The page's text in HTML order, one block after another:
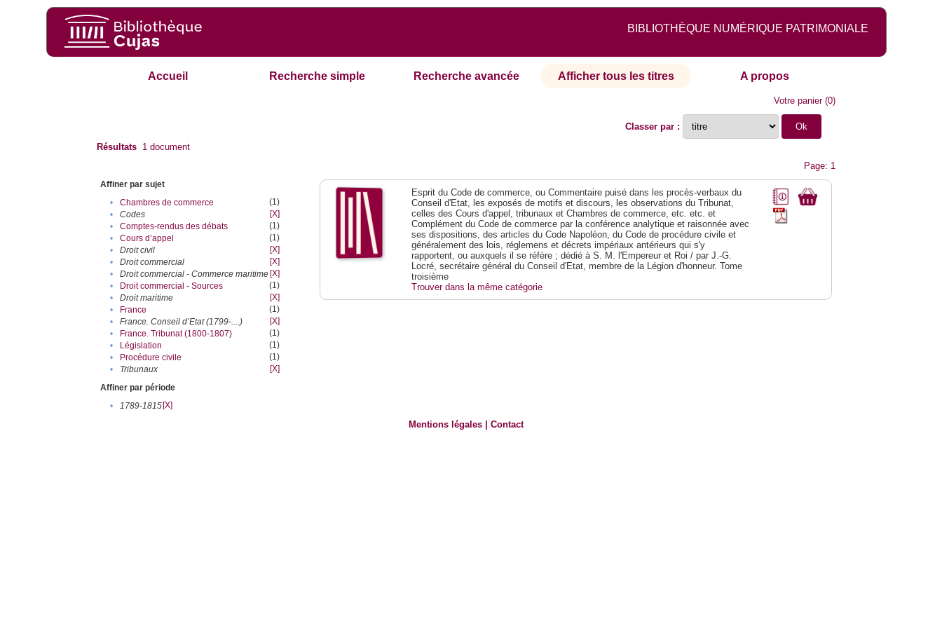
BIBLIOTHÈQUE NUMÉRIQUE PATRIMONIALE
Accueil Recherche simple Recherche avancée Afficher tous les titres A propos
Votre panier(0)
Classer par :
Résultats 1 document
Page: 1
Affiner par sujet
•
Chambres de commerce
(1)
•
Codes
[X]
•
Comptes-rendus des débats
(1)
•
Cours d’appel
(1)
•
Droit civil
[X]
•
Droit commercial
[X]
•
Droit commercial - Commerce maritime [X]
•
Droit commercial - Sources
(1)
•
Droit maritime
[X]
•
France
(1)
•
France. Conseil d’Etat (1799-....)
[X]
•
France. Tribunat (1800-1807)
(1)
•
Législation
(1)
•
Procédure civile
(1)
•
Tribunaux
[X]
Affiner par période
•
1789-1815[X]
Esprit du Code de commerce, ou Commentaire puisé dans les procès-verbaux du
Conseil d'Etat, les exposés de motifs et discours, les observations du Tribunat,
celles des Cours d'appel, tribunaux et Chambres de commerce, etc. etc. et
Complément du Code de commerce par la conférence analytique et raisonnée avec
ses dispositions, des articles du Code Napoléon, du Code de procédure civile et
généralement des lois, réglemens et décrets impériaux antérieurs qui s'y
rapportent, ou auxquels il se réfère ; dédié à S. M. l'Empereur et Roi / par J.-G.
Locré, secrétaire général du Conseil d'Etat, membre de la Légion d'honneur. Tome
troisième
Trouver dans la même catégorie
Mentions légales |Contact